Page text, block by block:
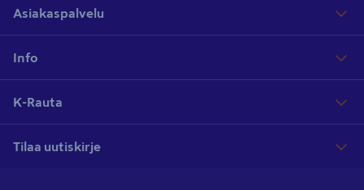
Asiakaspalvelu
Info
K-Rauta
Tilaa uutiskirje